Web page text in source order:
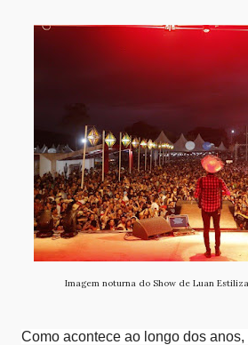
Imagem noturna do Show de Luan
Como acontece ao longo dos anos,